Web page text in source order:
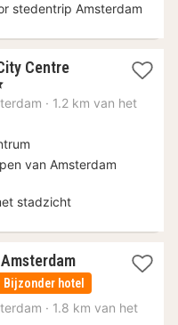
stedentrip Amsterdam
Centre
· 1.2 km van het
van Amsterdam
stadzicht
1
nacht
vanaf
185,74
Bijzonder hotel
· 1.8 km van het